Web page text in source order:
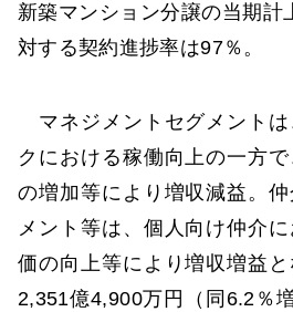
新築マンション分譲の当期計
対する契約進捗率は97％。
マネジメントセグメントは
クにおける稼働向上の一方
の増加等により増収減益。
メント等は、個人向け仲介
価の向上等により増収増益
2,351億4,900万円（同6.2％